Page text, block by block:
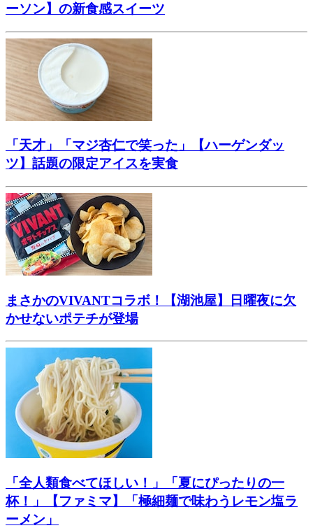
ーソン】の新食感スイーツ
「天才」「マジ杏仁で笑った」【ハーゲンダッ
ツ】話題の限定アイスを実食
まさかのVIVANTコラボ！【湖池屋】日曜夜に欠
かせないポテチが登場
「全人類食べてほしい！」「夏にぴったりの一
杯！」【ファミマ】「極細麺で味わうレモン塩ラ
ーメン」